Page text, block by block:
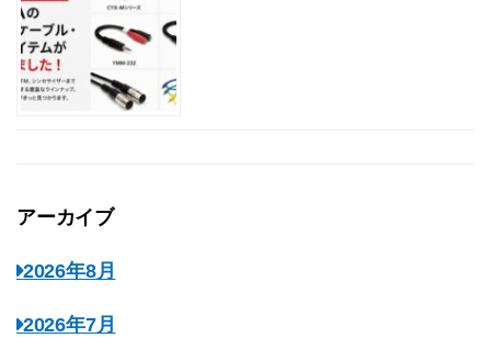
アーカイブ
2026年8月
2026年7月